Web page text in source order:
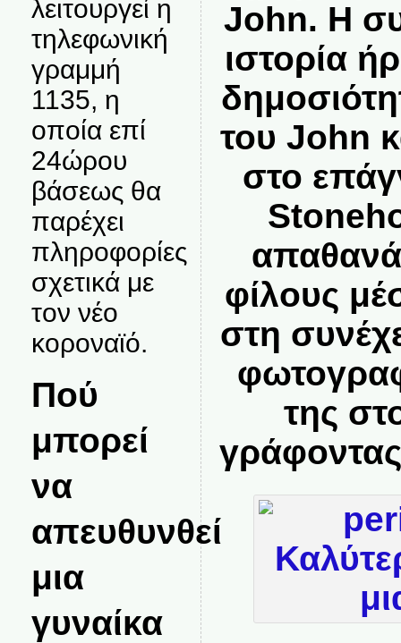
λειτουργεί η
τηλεφωνική
γραμμή
1135, η
οποία επί
24ώρου
βάσεως θα
παρέχει
πληροφορίες
σχετικά με
τον νέο
κοροναϊό.
Πού
μπορεί
να
απευθυνθεί
μια
γυναίκα
John. Η
ιστορία
του John
στο
φίλους
στη
της